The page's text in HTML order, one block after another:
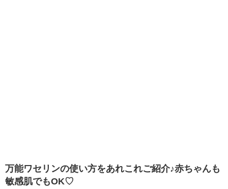
万能ワセリンの使い方をあれこれご紹介♪赤ちゃんも
敏感肌でもOK♡